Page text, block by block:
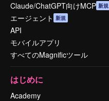
Claude/ChatGPT向けMCP 新規
エージェント 新規
API
モバイルアプリ
すべてのMagnificツール
はじめに
Academy